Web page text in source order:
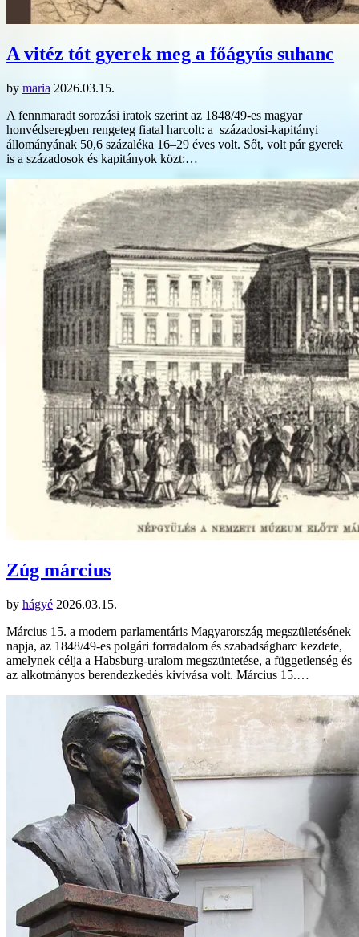
A vitéz tót gyerek meg a főágyús suhanc
by maria 2026.03.15.
A fennmaradt sorozási iratok szerint az 1848/49-es magyar
honvédseregben rengeteg fiatal harcolt: a századosi-kapitányi
állományának 50,6 százaléka 16–29 éves volt. Sőt, volt pár gyerek
is a századosok és kapitányok közt:…
Zúg március
by hágyé 2026.03.15.
Március 15. a modern parlamentáris Magyarország megszületésének
napja, az 1848/49-es polgári forradalom és szabadságharc kezdete,
amelynek célja a Habsburg-uralom megszüntetése, a függetlenség és
az alkotmányos berendezkedés kivívása volt. Március 15.…